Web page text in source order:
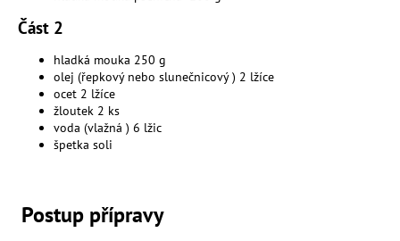
Část 2
hladká mouka 250 g
olej (řepkový nebo slunečnicový ) 2 lžíce
ocet 2 lžíce
žloutek 2 ks
voda (vlažná ) 6 lžic
špetka soli
Postup přípravy
í
t